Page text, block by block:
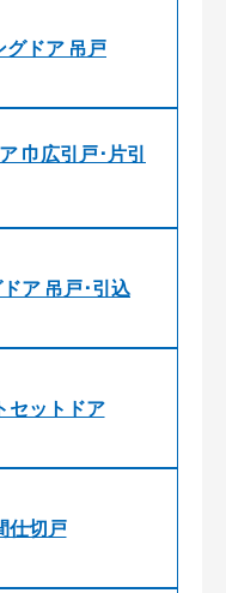
ドア 吊戸
巾広引戸･片引
ア 吊戸･引込
セットドア
仕切戸